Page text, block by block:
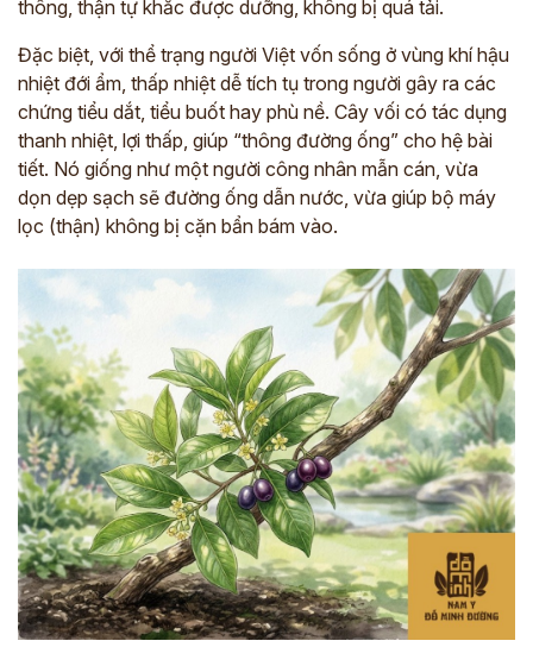
thông, thận tự khắc được dưỡng, không bị quá tải.
Đặc biệt, với thể trạng người Việt vốn sống ở vùng khí hậu
nhiệt đới ẩm, thấp nhiệt dễ tích tụ trong người gây ra các
chứng tiểu dắt, tiểu buốt hay phù nề. Cây vối có tác dụng
thanh nhiệt, lợi thấp, giúp “thông đường ống” cho hệ bài
tiết. Nó giống như một người công nhân mẫn cán, vừa
dọn dẹp sạch sẽ đường ống dẫn nước, vừa giúp bộ máy
lọc (thận) không bị cặn bẩn bám vào.